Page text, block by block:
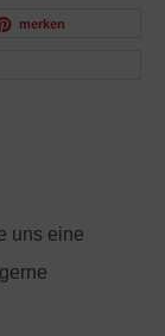
merken
uns eine